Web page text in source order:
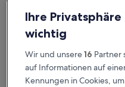
Unterkunft, die zu dir
dass dein Aufenthalt
Verfügbar
Ihre Privatsphäre
wichtig
Wir und unsere16 Partner
auf Informationen auf
Kennungen in Cookies,